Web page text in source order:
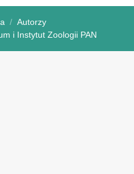
Autorzy
i Instytut Zoologii PAN